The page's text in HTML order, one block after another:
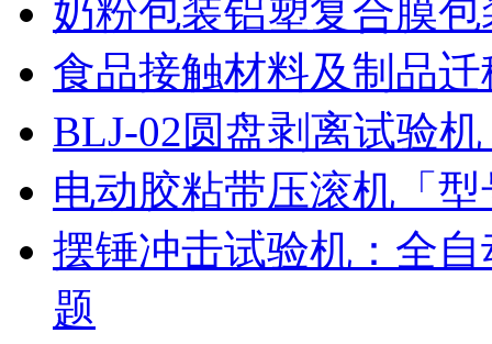
奶粉包装铝塑复合膜
食品接触材料及制品
BLJ-02圆盘剥离试验
电动胶粘带压滚机「
摆锤冲击试验机：全
题